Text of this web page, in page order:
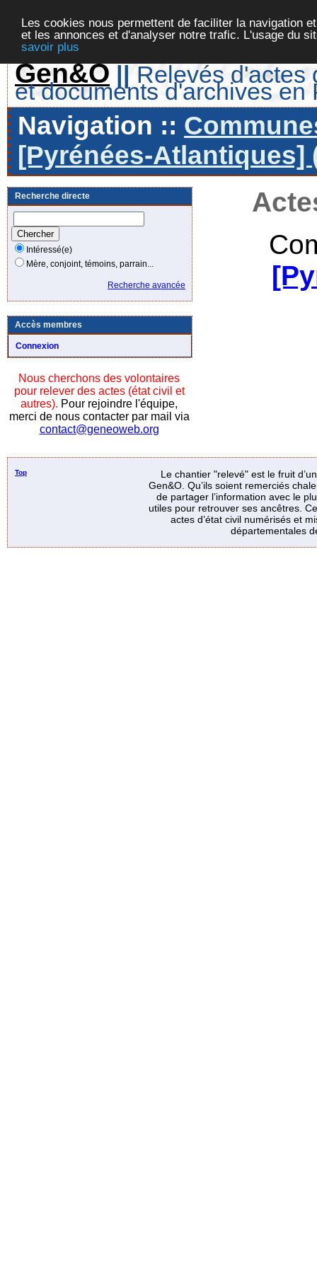
Les cookies nous permettent de faciliter la navigation
et les annonces et d'analyser notre trafic. L'usage du
savoir plus
Gen&O || Relevés d'actes
et documents d'archives en
Navigation ::
[Pyrénées-Atlantiques]
Recherche directe
Intéressé(e)
Mère, conjoint, témoins, parrain...
Recherche avancée
Accès membres
Connexion
Nous cherchons des volontaires
pour relever des actes (état civil et
autres). Pour rejoindre l'équipe,
merci de nous contacter par mail via
contact@geneoweb.org
Top
Le chantier "relevé" est le fruit
Gen&O. Qu’ils soient remerciés
de partager l’information avec le
utiles pour retrouver ses ancêtres.
actes d’état civil numérisés et
départementales